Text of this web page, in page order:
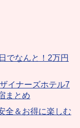
でなんと！2万円
イナーズホテル7
まとめ
全＆お得に楽しむ